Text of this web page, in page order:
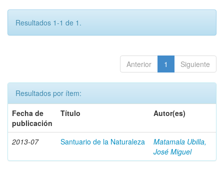
Resultados 1-1 de 1.
Anterior 1 Siguiente
Resultados por ítem:
Fecha de
publicación
Título Autor(es)
2013-07 Santuario de la Naturaleza
Matamala Ubilla,
José Miguel